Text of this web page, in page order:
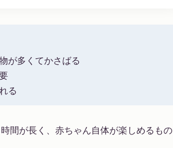
が多くてかさばる
る
間が長く、赤ちゃん自体が楽しめるもの